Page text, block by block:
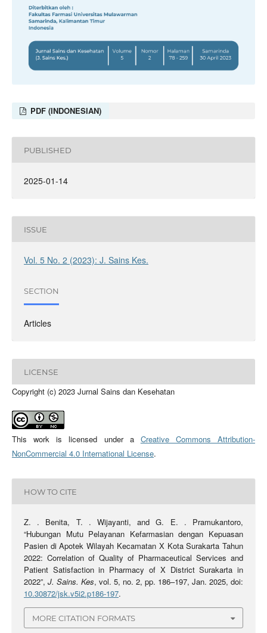
PDF (INDONESIAN)
PUBLISHED
2025-01-14
ISSUE
Vol. 5 No. 2 (2023): J. Sains Kes.
SECTION
Articles
LICENSE
Copyright (c) 2023 Jurnal Sains dan Kesehatan
This work is licensed under a Creative Commons Attribution-
NonCommercial 4.0 International License.
HOW TO CITE
Z. . Benita, T. . Wijayanti, and G. E. . Pramukantoro,
“Hubungan Mutu Pelayanan Kefarmasian dengan Kepuasan
Pasien di Apotek Wilayah Kecamatan X Kota Surakarta Tahun
2022: Correlation of Quality of Pharmaceutical Services and
Patient Satisfaction in Pharmacy of X District Surakarta in
2022”, J. Sains. Kes, vol. 5, no. 2, pp. 186–197, Jan. 2025, doi:
10.30872/jsk.v5i2.p186-197.
MORE CITATION FORMATS